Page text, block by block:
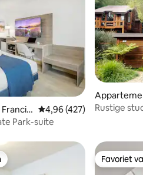
5, 315 recensies
Gemiddelde beoordeling
4,96 (427)
Park-suite
Rustige
Favoriet
Favoriet